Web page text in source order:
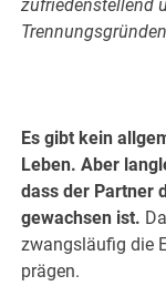
zufriedenstellend
Es gibt kein
Leben. Aber
dass der Partner
gewachsen ist.
zwangsläufig die
prägen.